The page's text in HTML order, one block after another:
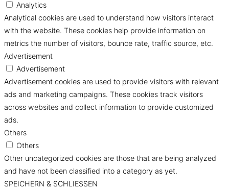
Analytics
Analytical cookies are used to understand how visitors interact
with the website. These cookies help provide information on
metrics the number of visitors, bounce rate, traffic source, etc.
Advertisement
Advertisement
Advertisement cookies are used to provide visitors with relevant
ads and marketing campaigns. These cookies track visitors
across websites and collect information to provide customized
ads.
Others
Others
Other uncategorized cookies are those that are being analyzed
and have not been classified into a category as yet.
SPEICHERN & SCHLIESSEN